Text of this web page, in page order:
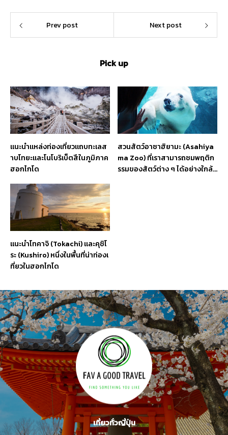
Prev post Next post
Pick up
แนะนำแหล่งท่องเที่ยวแถบทะเลส
าบโทยะและโนโบริเบ็ตสึในภูมิภาค
ฮอกไกโด
สวนสัตว์อาซาฮิยามะ (Asahiya
ma Zoo) ที่เราสามารถชมพฤติก
รรมของสัตว์ต่าง ๆ ได้อย่างใกล้ชิ
แนะนำโทคาจิ (Tokachi) และคุชิโ
ระ (Kushiro) หนึ่งในพื้นที่น่าท่องเ
ที่ยวในฮอกไกโด
เที่ยวทั่วญี่ปุ่น